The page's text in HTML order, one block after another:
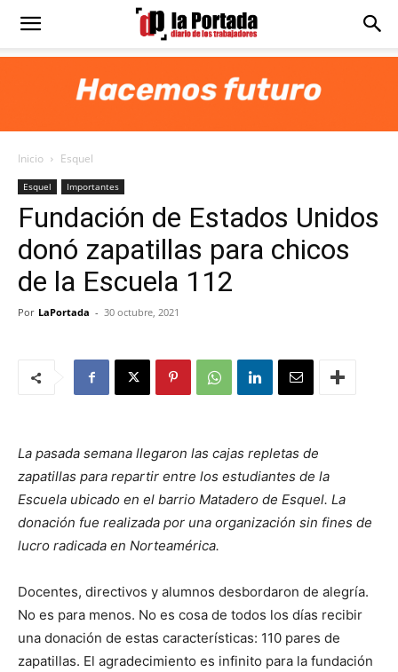
Diario
Portada
Inicio Esquel
Esquel Importantes
Fundación de Estados Unidos
donó zapatillas para chicos
de la Escuela 112
Por LaPortada - 30 octubre, 2021
La pasada semana llegaron las cajas repletas de
zapatillas para repartir entre los estudiantes de la
Escuela ubicado en el barrio Matadero de Esquel. La
donación fue realizada por una organización sin fines de
lucro radicada en Norteamérica.
Docentes, directivos y alumnos desbordaron de alegría.
No es para menos. No es cosa de todos los días recibir
una donación de estas características: 110 pares de
zapatillas. El agradecimiento es infinito para la fundación